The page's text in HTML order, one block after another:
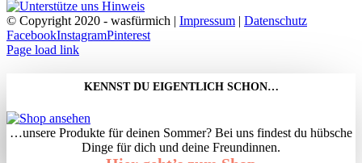
© Copyright 2020 - wasfürmich | Impressum | Datenschutz
FacebookInstagramPinterest
Page load link
KENNST DU EIGENTLICH SCHON…
…unsere Produkte für deinen Sommer? Bei uns findest du hübsche
Dinge für dich und deine Freundinnen.